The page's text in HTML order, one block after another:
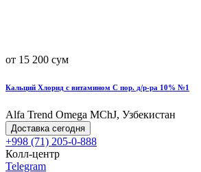
от 15 200 сум
Кальций Хлорид с витамином С пор. д/р-ра 10% №1
Alfa Trend Omega MChJ, Узбекистан
Доставка сегодня
+998 (71) 205-0-888
Колл-центр
Telegram